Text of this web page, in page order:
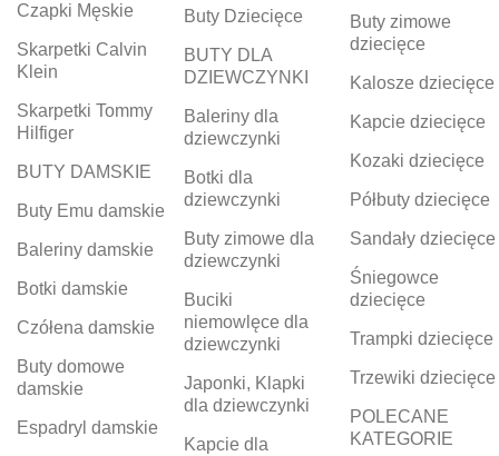
Czapki Męskie
Skarpetki Calvin
Klein
Skarpetki Tommy
Hilfiger
BUTY DAMSKIE
Buty Emu damskie
Baleriny damskie
Botki damskie
Czółena damskie
Buty domowe
damskie
Espadryl damskie
Buty Dziecięce
BUTY DLA
DZIEWCZYNKI
Baleriny dla
dziewczynki
Botki dla
dziewczynki
Buty zimowe dla
dziewczynki
Buciki
niemowlęce dla
dziewczynki
Japonki, Klapki
dla dziewczynki
Kapcie dla
Buty zimowe
dziecięce
Kalosze dziecięce
Kapcie dziecięce
Kozaki dziecięce
Półbuty dziecięce
Sandały dziecięce
Śniegowce
dziecięce
Trampki dziecięce
Trzewiki dziecięce
POLECANE
KATEGORIE